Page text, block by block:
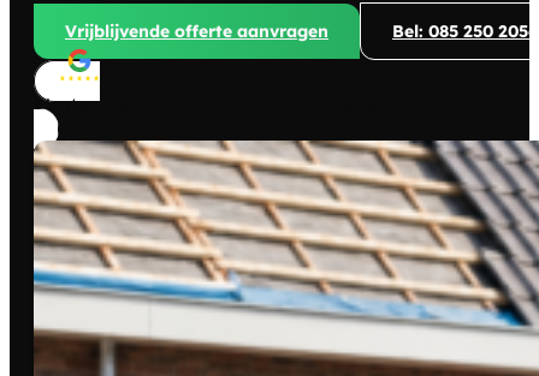
Vrijblijvende offerte aanvragen Bel: 085 250 2056
Klanten beoordelen ons met